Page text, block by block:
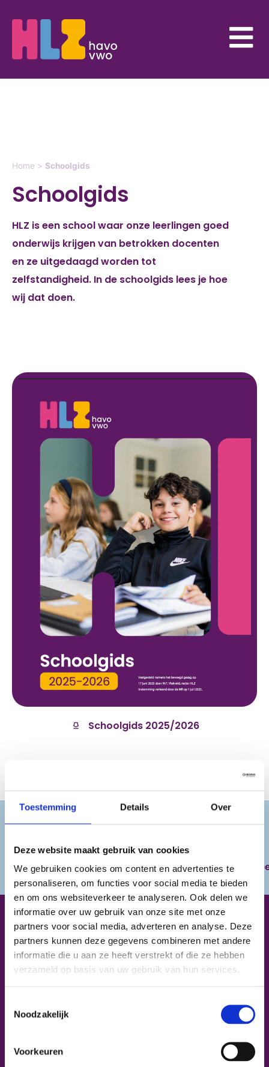
Toestemming Details Over
Deze website maakt gebruik van cookies
We gebruiken cookies om content en advertenties te
personaliseren, om functies voor social media te bieden
en om ons websiteverkeer te analyseren. Ook delen we
informatie over uw gebruik van onze site met onze
partners voor social media, adverteren en analyse. Deze
partners kunnen deze gegevens combineren met andere
informatie die u aan ze heeft verstrekt of die ze hebben
verzameld op basis van uw gebruik van hun services.
Noodzakelijk
Voorkeuren
Home > Schoolgids
Schoolgids
HLZ is een school waar onze leerlingen goed
onderwijs krijgen van betrokken docenten
en ze uitgedaagd worden tot
zelfstandigheid. In de schoolgids lees je hoe
wij dat doen.
Schoolgids 2025/2026
Aagje
HLZ is onderdeel van